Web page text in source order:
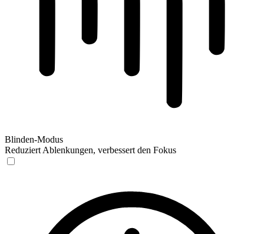
Blinden-Modus
Reduziert Ablenkungen, verbessert den Fokus